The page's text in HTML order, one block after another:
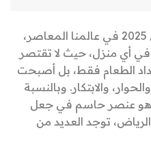
أفضل تصاميم مطابخ بالرياض 2025 في عالمنا المعاصر،
أي منزل، حيث لا تقتصر
الطعام فقط، بل أصبحت
والابتكار. وبالنسبة
هو عنصر حاسم في جعل
توجد العديد من